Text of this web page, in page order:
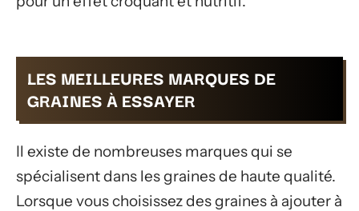
LES MEILLEURES MARQUES DE
GRAINES À ESSAYER
Il existe de nombreuses marques qui se
spécialisent dans les graines de haute qualité.
Lorsque vous choisissez des graines à ajouter à